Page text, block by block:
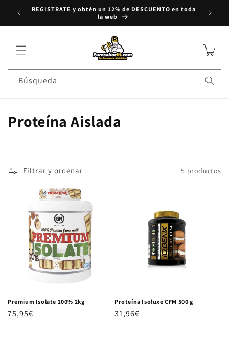
al contenido
REGISTRATE y obtén un 12% de DESCUENTO en toda
la web
Carrito
Búsqueda
Colección:
Proteína Aislada
Filtrar y ordenar 5 productos
Premium Isolate 100% 2kg
Precio habitual
75,95€
Proteína Isoluxe CFM 500 g
Precio habitual
31,96€